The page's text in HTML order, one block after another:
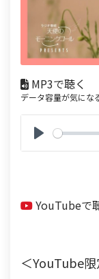
MP3で聴く
データ容量が気に
YouTubeで
＜YouTube